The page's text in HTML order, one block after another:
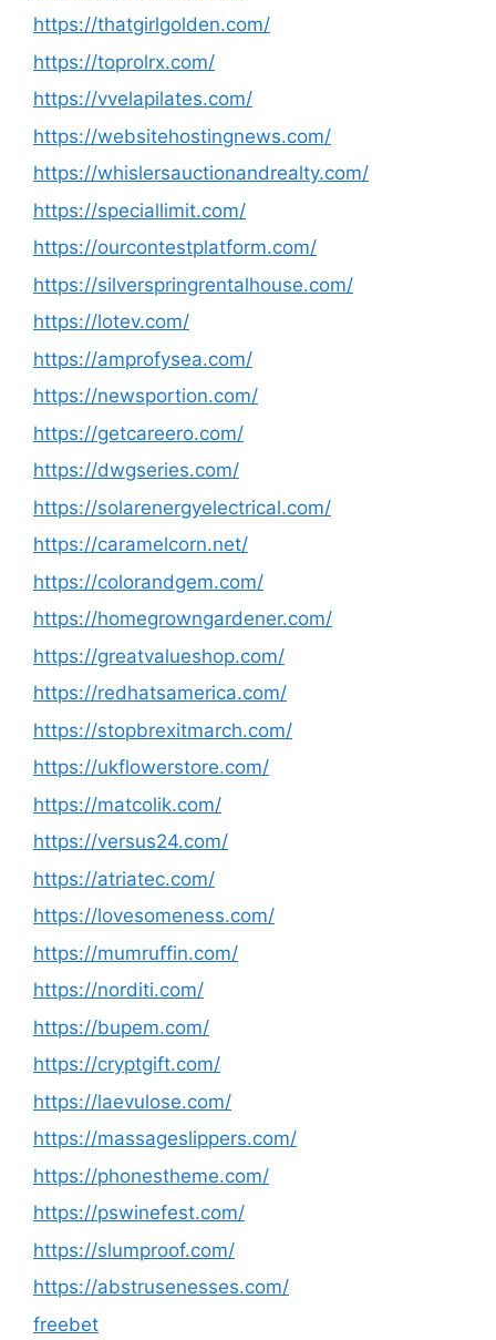
https://thatgirlgolden.com/
https://toprolrx.com/
https://vvelapilates.com/
https://websitehostingnews.com/
https://whislersauctionandrealty.com/
https://speciallimit.com/
https://ourcontestplatform.com/
https://silverspringrentalhouse.com/
https://lotev.com/
https://amprofysea.com/
https://newsportion.com/
https://getcareero.com/
https://dwgseries.com/
https://solarenergyelectrical.com/
https://caramelcorn.net/
https://colorandgem.com/
https://homegrowngardener.com/
https://greatvalueshop.com/
https://redhatsamerica.com/
https://stopbrexitmarch.com/
https://ukflowerstore.com/
https://matcolik.com/
https://versus24.com/
https://atriatec.com/
https://lovesomeness.com/
https://mumruffin.com/
https://norditi.com/
https://bupem.com/
https://cryptgift.com/
https://laevulose.com/
https://massageslippers.com/
https://phonestheme.com/
https://pswinefest.com/
https://slumproof.com/
https://abstrusenesses.com/
freebet